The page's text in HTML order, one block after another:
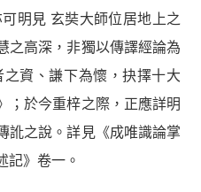
明見 玄奘大師位居地上之
之高深，非獨以傳譯經論為
資、謙下為懷，抉擇十大
；於今重梓之際，正應詳明
訛之說。詳見《成唯識論掌
記》卷一。